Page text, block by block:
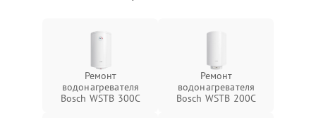
Ремонт
водонагревателя
Bosch WSTB 300C
Ремонт
водонагревателя
Bosch WSTB 200C